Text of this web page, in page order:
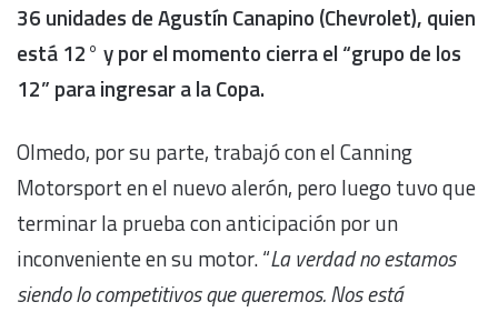
36 unidades deAgustín Canapino (Chevrolet), quien
está 12° y por el momento cierra el “grupo de los
12” para ingresar a la Copa.
Olmedo, por su parte, trabajó con el Canning
Motorsport en el nuevo alerón, pero luego tuvo que
terminar la prueba con anticipación por un
inconveniente en su motor. “La verdad no estamos
siendo lo competitivos que queremos. Nos está